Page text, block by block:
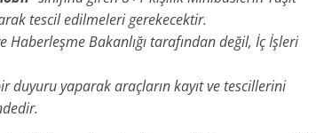
tescil edilmeleri gerekecektir.
Bakanlığı tarafından değil, İç İşleri
duyuru yaparak araçların kayıt ve tescillerini